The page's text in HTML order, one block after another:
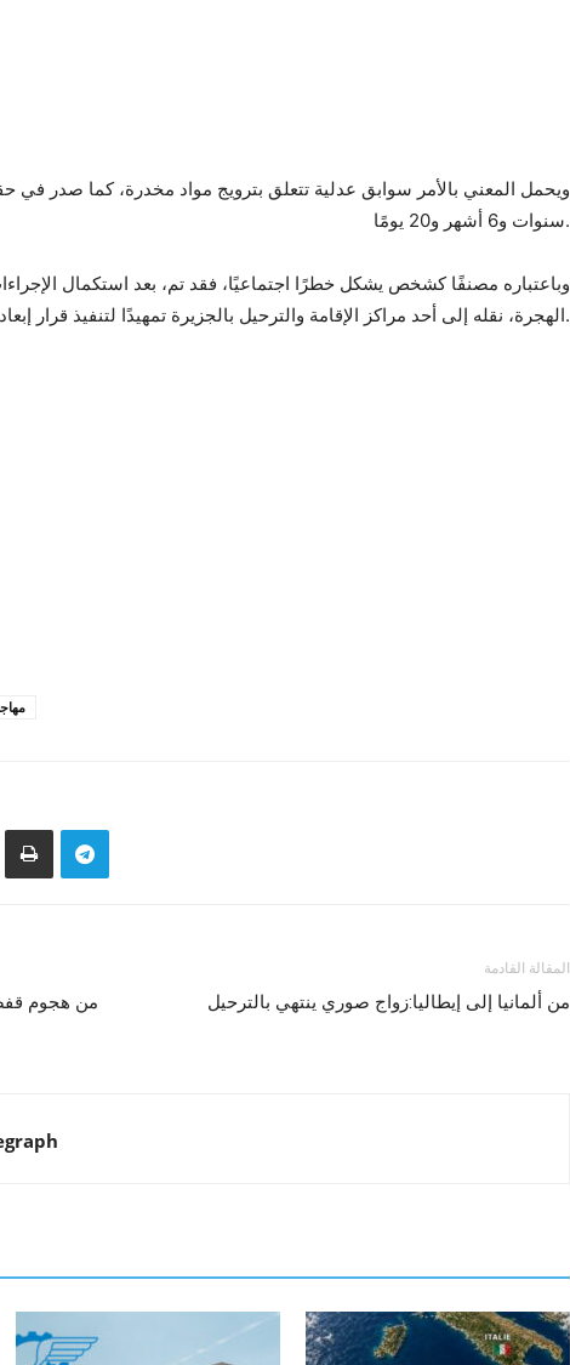
سنوات و6 أشهر و20 يومًا.
وباعتباره مصنفًا كشخص يشكل خطرًا اجتماعيًا، فقد تم، بعد استكمال
الهجرة، نقله إلى أحد مراكز الإقامة والترحيل بالجزيرة تمهيدًا لتنفيذ قرار إبعاده.
من هجوم
المقالة القادمة
من ألمانيا إلى إيطاليا:زواج صوري ينتهي بالترحيل